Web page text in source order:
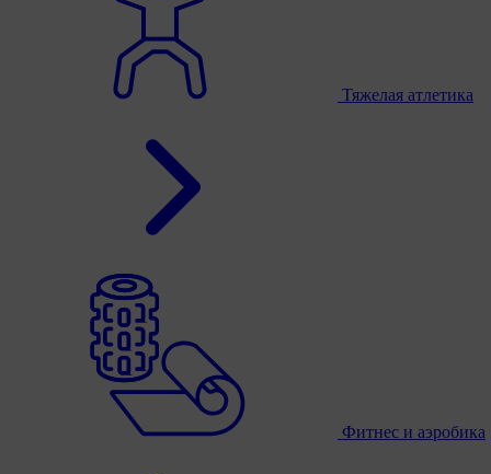
Тяжелая атлетика
Фитнес и аэробика